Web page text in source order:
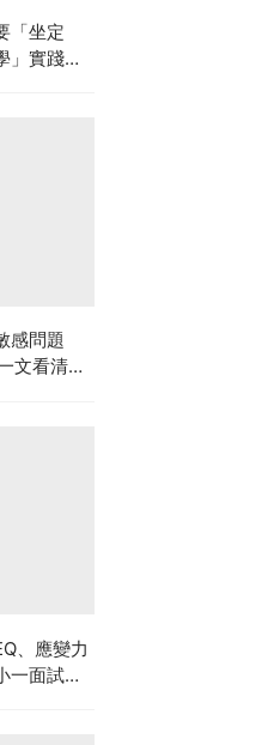
「坐定
」實踐動
感問題
文看清預
、應變力
一面試最